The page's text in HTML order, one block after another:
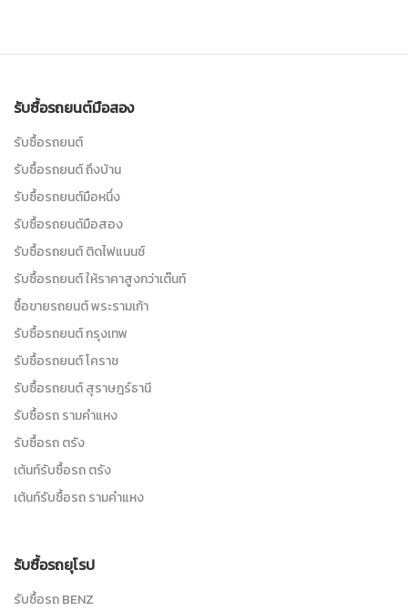
รับซื้อรถยนต์มือสอง
รับซื้อรถยนต์
รับซื้อรถยนต์ ถึงบ้าน
รับซื้อรถยนต์มือหนึ่ง
รับซื้อรถยนต์มือสอง
รับซื้อรถยนต์ ติดไฟแนนซ์
รับซื้อรถยนต์ ให้ราคาสูงกว่าเต๊นท์
ซื้อขายรถยนต์ พระรามเก้า
รับซื้อรถยนต์ กรุงเทพ
รับซื้อรถยนต์ โคราช
รับซื้อรถยนต์ สุราษฎร์ธานี
รับซื้อรถ รามคำแหง
รับซื้อรถ ตรัง
เต้นท์รับซื้อรถ ตรัง
เต้นท์รับซื้อรถ รามคำแหง
รับซื้อรถยุโรป
รับซื้อรถ BENZ